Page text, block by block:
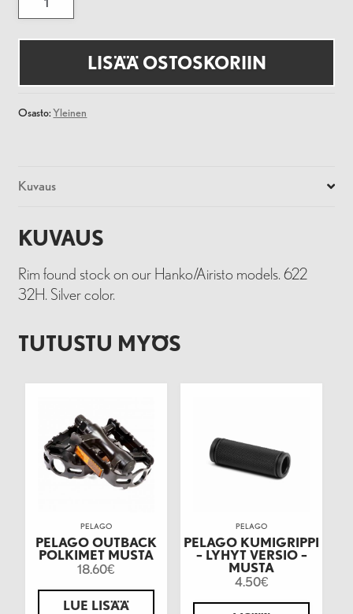
-
-
-
määrä
LISÄÄ OSTOSKORIIN
Osasto:Yleinen
Kuvaus
KUVAUS
Rim found stock on our Hanko/Airisto models. 622
32H. Silver color.
TUTUSTU MYÖS
PELAGO
PELAGO OUTBACK
POLKIMET MUSTA
18.60€
LUE LISÄÄ
PELAGO
PELAGO KUMIGRIPPI
– LYHYT VERSIO –
MUSTA
4.50€